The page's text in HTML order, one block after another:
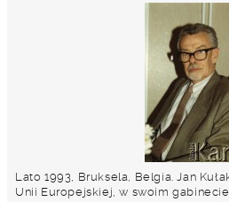
Lato 1993, Bruksela, Belgia. Jan
Unii Europejskiej, w swoim